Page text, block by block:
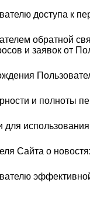
доступа к
обратной
и заявок от
и полноты
для
Сайта о